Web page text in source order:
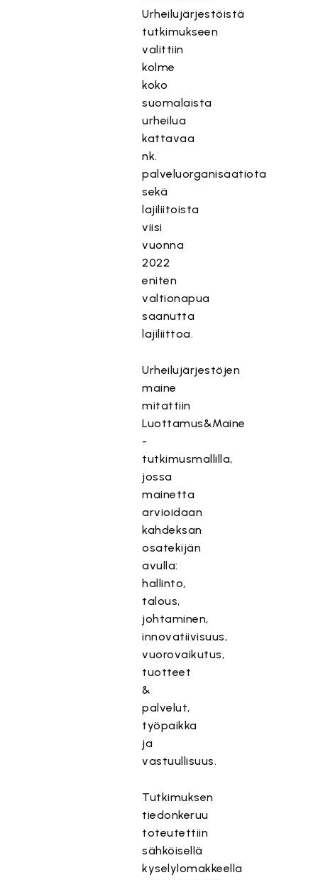
Urheilujärjestöistä
tutkimukseen
valittiin
kolme
koko
suomalaista
urheilua
kattavaa
nk.
palveluorganisaatiota
sekä
lajiliitoista
viisi
vuonna
2022
eniten
valtionapua
saanutta
lajiliittoa.
Urheilujärjestöjen
maine
mitattiin
Luottamus&Maine
-
tutkimusmallilla,
jossa
mainetta
arvioidaan
kahdeksan
osatekijän
avulla:
hallinto,
talous,
johtaminen,
innovatiivisuus,
vuorovaikutus,
tuotteet
&
palvelut,
työpaikka
ja
vastuullisuus.
Tutkimuksen
tiedonkeruu
toteutettiin
sähköisellä
kyselylomakkeella